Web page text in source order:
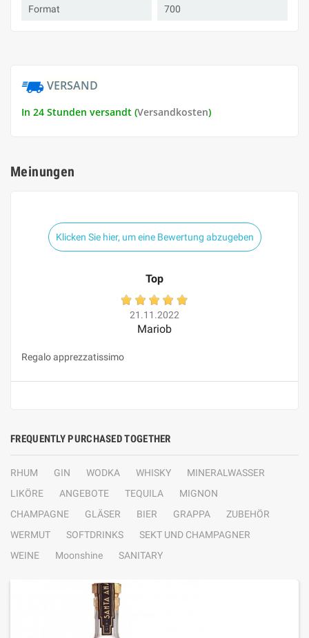
Format 700
VERSAND
In 24 Stunden versandt (Versandkosten)
Meinungen
Klicken Sie hier, um eine Bewertung abzugeben
Top
21.11.2022
Mariob
Regalo apprezzatissimo
FREQUENTLY PURCHASED TOGETHER
RHUM GIN WODKA WHISKY
MINERALWASSER
LIKÖRE
ANGEBOTE TEQUILA
MIGNON
CHAMPAGNE
GLÄSER BIER GRAPPA
ZUBEHÖR
WERMUT
SOFTDRINKS
SEKT UND CHAMPAGNER
WEINE
Moonshine SANITARY